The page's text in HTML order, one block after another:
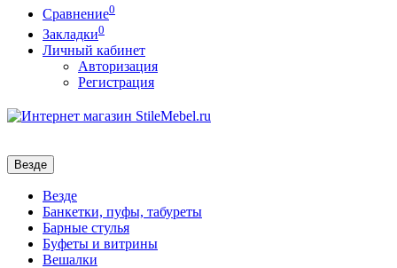
Сравнение0
Закладки0
Личный кабинет
Авторизация
Регистрация
Везде
Везде
Банкетки, пуфы, табуреты
Барные стулья
Буфеты и витрины
Вешалки